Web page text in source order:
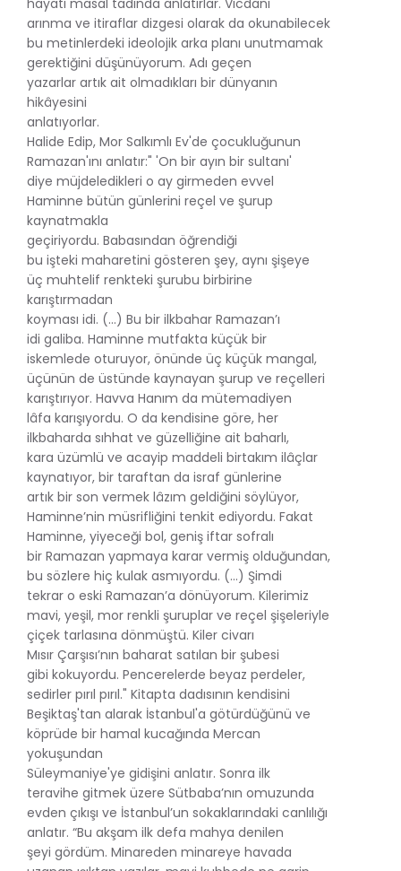
arınma ve itiraflar dizgesi olarak da okunabilecek
bu metinlerdeki ideolojik arka planı unutmamak
gerektiğini düşünüyorum. Adı geçen
yazarlar artık ait olmadıkları bir dünyanın
hikâyesini
anlatıyorlar.
Halide Edip, Mor Salkımlı Ev'de çocukluğunun
Ramazan'ını anlatır:" 'On bir ayın bir sultanı'
diye müjdeledikleri o ay girmeden evvel
Haminne bütün günlerini reçel ve şurup
kaynatmakla
geçiriyordu. Babasından öğrendiği
bu işteki maharetini gösteren şey, aynı şişeye
üç muhtelif renkteki şurubu birbirine
karıştırmadan
koyması idi. (...) Bu bir ilkbahar Ramazan’ı
idi galiba. Haminne mutfakta küçük bir
iskemlede oturuyor, önünde üç küçük mangal,
üçünün de üstünde kaynayan şurup ve reçelleri
karıştırıyor. Havva Hanım da mütemadiyen
lâfa karışıyordu. O da kendisine göre, her
ilkbaharda sıhhat ve güzelliğine ait baharlı,
kara üzümlü ve acayip maddeli birtakım ilâçlar
kaynatıyor, bir taraftan da israf günlerine
artık bir son vermek lâzım geldiğini söylüyor,
Haminne’nin müsrifliğini tenkit ediyordu. Fakat
Haminne, yiyeceği bol, geniş iftar sofralı
bir Ramazan yapmaya karar vermiş olduğundan,
bu sözlere hiç kulak asmıyordu. (...) Şimdi
tekrar o eski Ramazan’a dönüyorum. Kilerimiz
mavi, yeşil, mor renkli şuruplar ve reçel şişeleriyle
çiçek tarlasına dönmüştü. Kiler civarı
Mısır Çarşısı’nın baharat satılan bir şubesi
gibi kokuyordu. Pencerelerde beyaz perdeler,
sedirler pırıl pırıl." Kitapta dadısının kendisini
Beşiktaş'tan alarak İstanbul'a götürdüğünü ve
köprüde bir hamal kucağında Mercan
yokuşundan
Süleymaniye'ye gidişini anlatır. Sonra ilk
teravihe gitmek üzere Sütbaba’nın omuzunda
evden çıkışı ve İstanbul’un sokaklarındaki canlılığı
anlatır. “Bu akşam ilk defa mahya denilen
şeyi gördüm. Minareden minareye havada